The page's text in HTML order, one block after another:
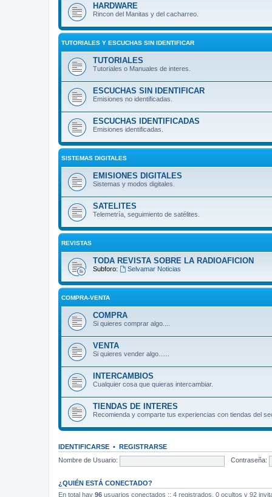
HARDWARE
Rincon del Manitas y del cacharreo.
TUTORIALES Y ESCUCHAS SIN IDENTIFICAR
TUTORIALES
Tutoriales o Manuales de interes.
ESCUCHAS SIN IDENTIFICAR
Emisiones no identificadas.
ESCUCHAS IDENTIFICADAS
Emisiones identificadas.
SISTEMAS DIGITALES
EMISIONES DIGITALES
Sistemas y modos digitales.
SATELITES
Telemetría, seguimiento de satélites.
REVISTAS
TODA REVISTA SOBRE LA RADIOAFICION
Subforo: Selvamar Noticias
COMPRA-VENTA
COMPRA
Si quieres comprar algo....
VENTA
Si quieres vender algo......
INTERCAMBIOS
Cualquier cosa que quieras intercambiar.
TIENDAS DE INTERES
Recomienda y comparte tus experiencias con tiendas del
IDENTIFICARSE • REGISTRARSE
Nombre de Usuario:
Contraseña:
¿QUIÉN ESTÁ CONECTADO?
En total hay 96 usuarios conectados :: 4 registrados, 0 ocultos y 92